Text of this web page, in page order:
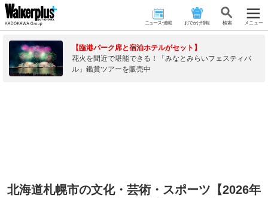
ニュース･連載 おでかけ情報 検 索 メニュー
【臨港パーク席と宿泊ホテルがセット】
花火を間近で堪能できる！「みなとみらいフェスティバ
ル」鑑賞ツアーを販売中
北海道札幌市の文化・芸術・スポーツ【2026年